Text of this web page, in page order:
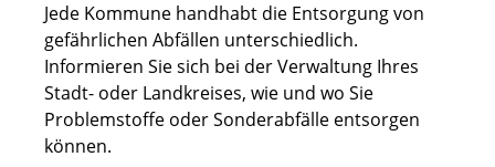
Jede Kommune handhabt die Entsorgung von
gefährlichen Abfällen unterschiedlich.
Informieren Sie sich bei der Verwaltung Ihres
Stadt- oder Landkreises, wie und wo Sie
Problemstoffe oder Sonderabfälle entsorgen
können.